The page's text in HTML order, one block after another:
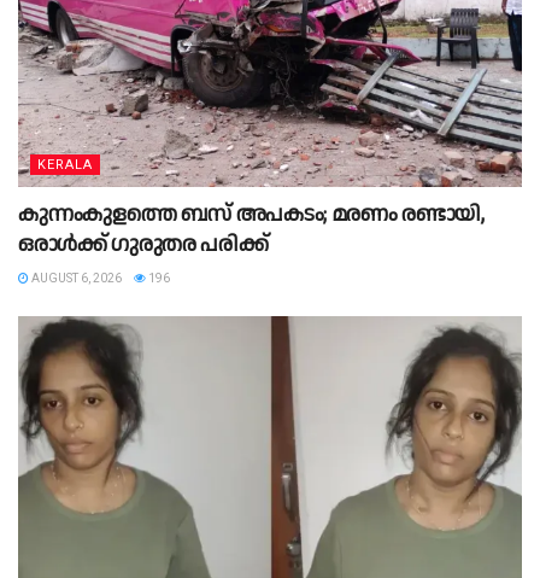
KERALA
കുന്നംകുളത്തെ ബസ് അപകടം; മരണം രണ്ടായി,
ഒരാള്‍ക്ക് ഗുരുതര പരിക്ക്
AUGUST 6, 2026 196